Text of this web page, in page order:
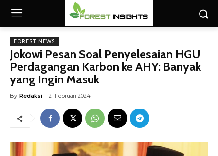
FOREST NEWS
Jokowi Pesan Soal Penyelesaian HGU
Perdagangan Karbon ke AHY: Banyak
yang Ingin Masuk
By Redaksi 21 Februari 2024